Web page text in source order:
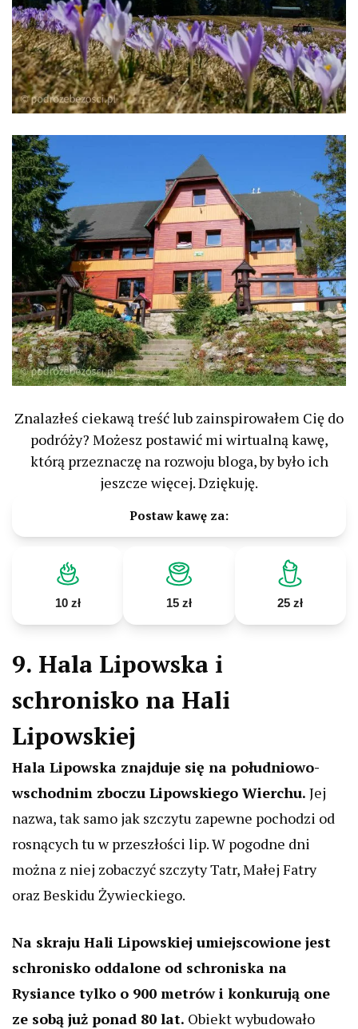
Znalazłeś ciekawą treść lub zainspirowałem Cię do
podróży? Możesz postawić mi wirtualną kawę,
którą przeznaczę na rozwoju bloga, by było ich
jeszcze więcej. Dziękuję.
Postaw kawę za:
10 zł 15 zł 25 zł
9. Hala Lipowska i
schronisko na Hali
Lipowskiej
Hala Lipowska znajduje się na południowo-
wschodnim zboczu Lipowskiego Wierchu. Jej
nazwa, tak samo jak szczytu zapewne pochodzi od
rosnących tu w przeszłości lip. W pogodne dni
można z niej zobaczyć szczyty Tatr, Małej Fatry
oraz Beskidu Żywieckiego.
Na skraju Hali Lipowskiej umiejscowione jest
schronisko oddalone od schroniska na
Rysiance tylko o 900 metrów i konkurują one
ze sobą już ponad 80 lat. Obiekt wybudowało